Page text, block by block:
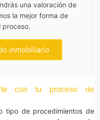
una valoración de
la mejor forma de
proceso.
inmobiliario
con tu proceso de
tipo de procedimientos de